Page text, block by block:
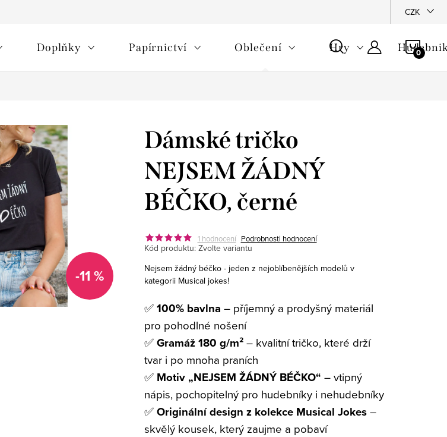
CZK
Doplňky Papírnictví Oblečení Hry
-11 %
Dámské tričko
NEJSEM ŽÁDNÝ
BÉČKO, černé
1 hodnocení Podrobnosti hodnocení
Kód produktu: Zvolte variantu
Nejsem žádný béčko - jeden z nejoblíbenějších modelů v
kategorii Musical jokes!
✅100% bavlna – příjemný a prodyšný materiál
pro pohodlné nošení
✅Gramáž 180 g/m²– kvalitní tričko, které drží
tvar i po mnoha praních
✅ Motiv „NEJSEM ŽÁDNÝ BÉČKO“ – vtipný
nápis, pochopitelný pro hudebníky i nehudebníky
✅Originální design z kolekce Musical Jokes–
skvělý kousek, který zaujme a pobaví